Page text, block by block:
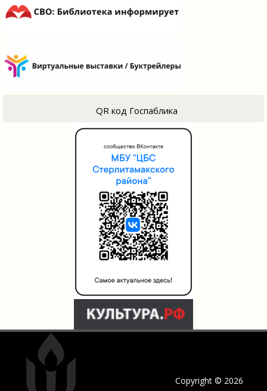
QR код Госпаблика
Copyright © 2026